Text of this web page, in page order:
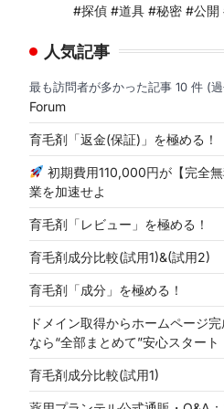
#探偵 #道具 #秘密 #公開
人気記事
最も訪問者が多かった記事 10 件 (
Forum
育毛剤「返金(保証)」を極める！
初期費用110,000円が【完全
業を加速せよ
育毛剤「レビュー」を極める！
育毛剤成分比較(試用1)&(試用2)
育毛剤「成分」を極める！
ドメイン取得からホームページ
なら“全部まとめて”安心スタート
育毛剤成分比較(試用1)